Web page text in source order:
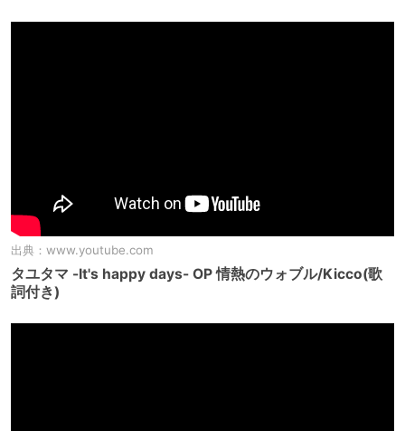
出典： www.youtube.com
タユタマ -It's happy days- OP 情熱のウォブル/Kicco(歌
詞付き)